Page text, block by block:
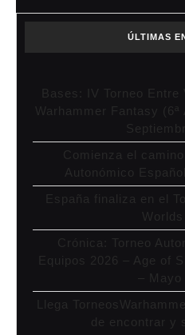
ÚLTIMAS
Bases: IV Torneo
Warhammer Fantasy
Comienza el
Autonómico
España finaliza en el
Worlds
Crónica: Torneo
Equipos 2026 – Age of
– Mayo
Llega
de encontrar y